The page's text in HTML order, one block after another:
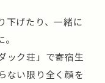
下げたり、一緒に
ック荘」で寄宿生
ない限り全く顔を